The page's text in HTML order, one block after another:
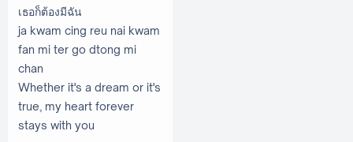
เธอก็ต้องมีฉัน
ja kwam cing reu nai kwam
fan mi ter go dtong mi
chan
Whether it's a dream or it's
true, my heart forever
stays with you